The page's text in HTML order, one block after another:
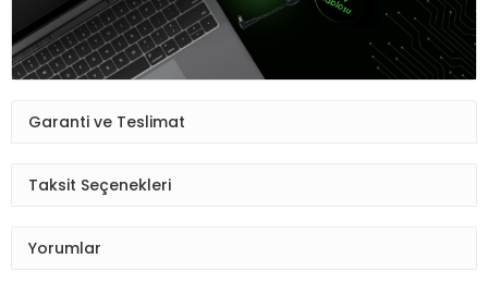
Garanti ve Teslimat
Taksit Seçenekleri
Yorumlar